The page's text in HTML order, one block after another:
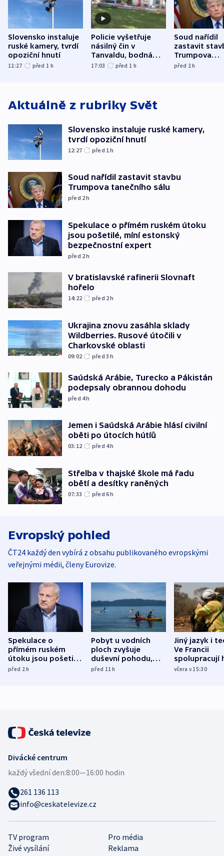
Slovensko instaluje
ruské kamery, tvrdí
opoziční hnutí
12:27 před 1 h
Policie vyšetřuje
násilný čin v
Tanvaldu, bodná
zranění při něm
17:03 před 1 h
Soud nařídil
zastavit
Trumpova
tanečního
před 2h
Aktuálně z rubriky Svět
Slovensko instaluje ruské kamery,
tvrdí opoziční hnutí
12:27 před 1h
Soud nařídil zastavit stavbu
Trumpova tanečního sálu
před 2h
Spekulace o přímém ruském útoku
jsou pošetilé, míní estonský
bezpečnostní expert
před 2h
V bratislavské rafinerii Slovnaft
hořelo
14:22 před 2h
Ukrajina znovu zasáhla sklady
Wildberries. Rusové útočili v
Charkovské oblasti
09:02 před 3h
Saúdská Arábie, Turecko a Pákistán
podepsaly obrannou dohodu
před 4h
Jemen i Saúdská Arábie hlásí civilní
oběti po útocích hútíů
03:12 před 4h
Střelba v thajské škole má řadu
obětí a desítky raněných
07:33 před 6h
Evropský pohled
ČT24 každý den vybírá z obsahu publikovaného evropskými
veřejnými médii, členy Eurovize.
Spekulace o
přímém ruském
útoku jsou pošetilé,
míní estonský
před 2h
Pobyt u vodních
ploch zvyšuje
duševní pohodu,
ukázala
před 11h
Jiný jazyk i
Ve Francii
spolupracují
různých zemí
včera v 15:30
TV program
Pro média
Živé vysílání
Reklama
Divácké centrum
každý všední den:8:00—16:00 hodin
261 136 113
info@ceskatelevize.cz